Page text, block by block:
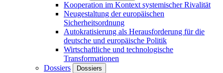
Kooperation im Kontext systemischer Rivalität
Neugestaltung der europäischen
Sicherheitsordnung
Autokratisierung als Herausforderung für die
deutsche und europäische Politik
Wirtschaftliche und technologische
Transformationen
Dossiers
Dossiers